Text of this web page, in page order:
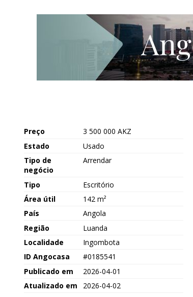
Preço
3 500 000 AKZ
Estado
Usado
Tipo de
negócio
Arrendar
Tipo
Escritório
Área útil
142 m²
País
Angola
Região
Luanda
Localidade
Ingombota
ID Angocasa
#0185541
Publicado em
2026-04-01
Atualizado em
2026-04-02